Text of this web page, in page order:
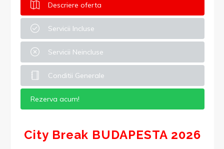
Descriere oferta
Servicii Incluse
Servicii Neincluse
Conditii Generale
Rezerva acum!
City Break BUDAPESTA 2026